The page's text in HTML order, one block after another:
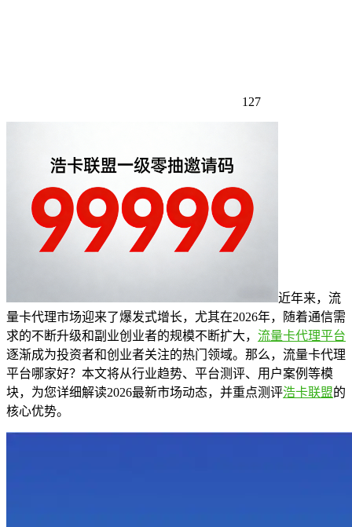
127
近年来，流
量卡代理市场迎来了爆发式增长，尤其在2026年，随着通信需
求的不断升级和副业创业者的规模不断扩大， 流量卡代理平台
逐渐成为投资者和创业者关注的热门领域。那么，流量卡代理
平台哪家好？本文将从行业趋势、平台测评、用户案例等模
块，为您详细解读2026最新市场动态，并重点测评浩卡联盟的
核心优势。